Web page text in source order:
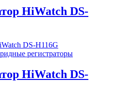
HiWatch DS-
регистраторы
HiWatch DS-